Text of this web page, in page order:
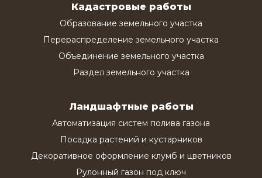
Кадастровые работы
Образование земельного участка
Перераспределение земельного участка
Объединение земельного участка
Раздел земельного участка
Ландшафтные работы
Автоматизация систем полива газона
Посадка растений и кустарников
Декоративное оформление клумб и цветников
Рулонный газон под ключ